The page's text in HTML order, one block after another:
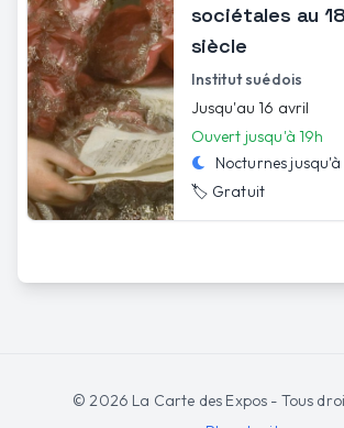
sociétales au
siècle
Institut suédois
Jusqu'au 16 avril
Ouvert jusqu'à 19h
Nocturnes jusqu'à
🏷️ Gratuit
©2026 La Carte des Expos - Tous